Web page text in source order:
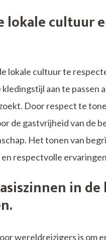
lokale cultuur
lokale cultuur te
kledingstijl aan te passen
Door respect te
de gastvrijheid van de
Het tonen van
respectvolle
in
wereldreizigers is om